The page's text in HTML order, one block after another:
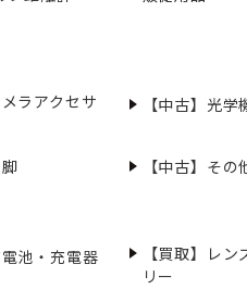
ラアクセサ 【中古】光学
【中古】その
池・充電器
【買取】レ
リー